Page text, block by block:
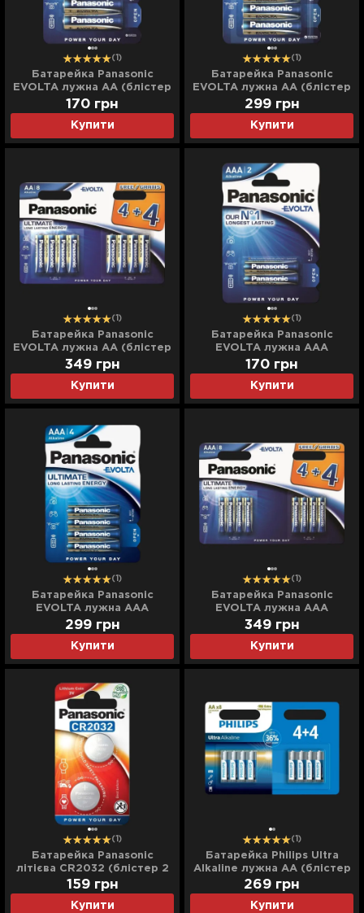
(1)
Батарейка Panasonic
EVOLTA лужна AA (блістер
2 шт)
Купити
170 грн
(1)
Батарейка Panasonic
EVOLTA лужна AA (блістер
4 шт)
Купити
299 грн
(1)
Батарейка Panasonic
EVOLTA лужна AA (блістер
8 шт)
Купити
349 грн
(1)
Батарейка Panasonic
EVOLTA лужна AAA
(блістер 2 шт)
Купити
170 грн
(1)
Батарейка Panasonic
EVOLTA лужна AAA
(блістер 4 шт)
Купити
299 грн
(1)
Батарейка Panasonic
EVOLTA лужна AAA
(блістер 8 шт)
Купити
349 грн
(1)
Батарейка Panasonic
літієва CR2032 (блістер 2
шт)
Купити
159 грн
(1)
Батарейка Philips Ultra
Alkaline лужна AA (блістер
8 шт)
Купити
269 грн